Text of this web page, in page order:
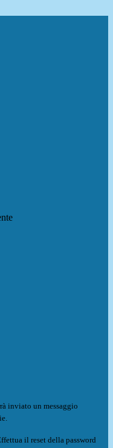
inviato un messaggio
il reset della password